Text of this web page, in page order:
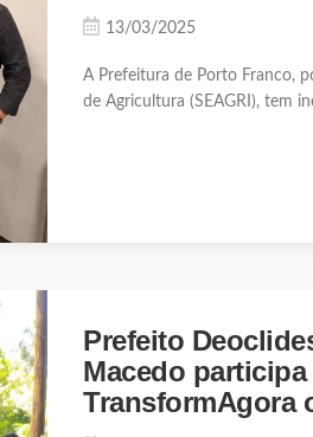
13/03/2025
A Prefeitura de Porto Franco,
de Agricultura (SEAGRI), tem
Prefeito
Macedo
TransformAgora